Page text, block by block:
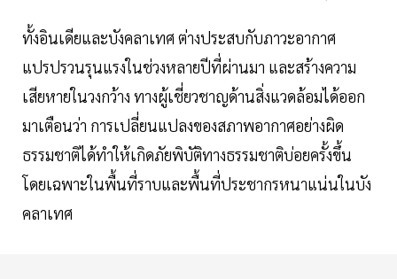
ทั้งอินเดียและบังคลาเทศ ต่างประสบกับภาวะอากาศ
แปรปรวนรุนแรงในช่วงหลายปีที่ผ่านมา และสร้างความ
เสียหายในวงกว้าง ทางผู้เชี่ยวชาญด้านสิ่งแวดล้อมได้ออก
มาเตือนว่า การเปลี่ยนแปลงของสภาพอากาศอย่างผิด
ธรรมชาติได้ทำให้เกิดภัยพิบัติทางธรรมชาติบ่อยครั้งขึ้น
โดยเฉพาะในพื้นที่ราบและพื้นที่ประชากรหนาแน่นในบัง
คลาเทศ